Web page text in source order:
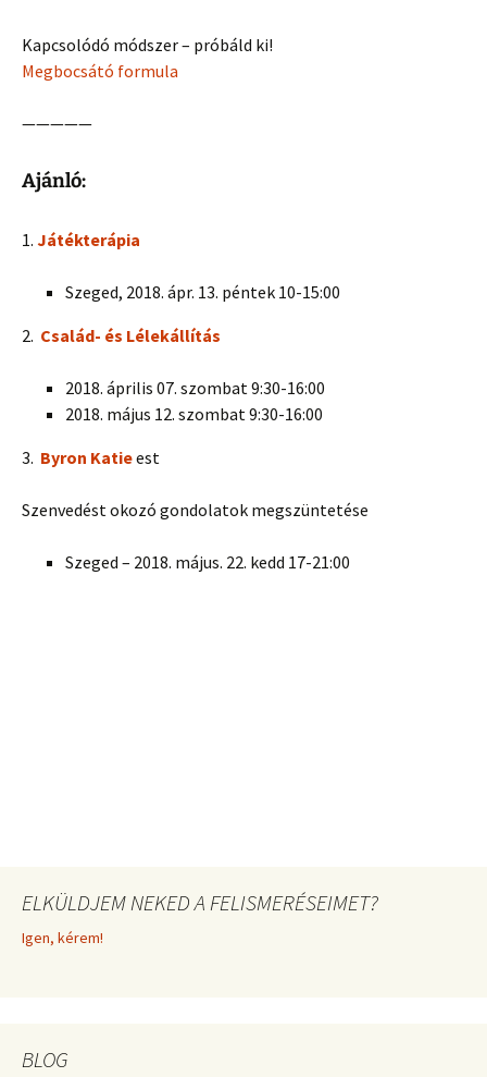
Kapcsolódó módszer – próbáld ki!
Megbocsátó formula
—————
Ajánló:
1. Játékterápia
Szeged, 2018. ápr. 13. péntek 10-15:00
2. Család- és Lélekállítás
2018. április 07. szombat 9:30-16:00
2018. május 12. szombat 9:30-16:00
3. Byron Katieest
Szenvedést okozó gondolatok megszüntetése
Szeged – 2018. május. 22. kedd 17-21:00
ELKÜLDJEM NEKED A FELISMERÉSEIMET?
Igen, kérem!
BLOG